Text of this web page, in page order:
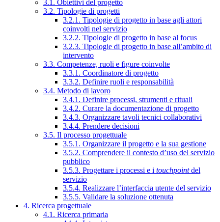
3.1. Obiettivi del progetto
3.2. Tipologie di progetti
3.2.1. Tipologie di progetto in base agli attori
coinvolti nel servizio
3.2.2. Tipologie di progetto in base al focus
3.2.3. Tipologie di progetto in base all’ambito di
intervento
3.3. Competenze, ruoli e figure coinvolte
3.3.1. Coordinatore di progetto
3.3.2. Definire ruoli e responsabilità
3.4. Metodo di lavoro
3.4.1. Definire processi, strumenti e rituali
3.4.2. Curare la documentazione di progetto
3.4.3. Organizzare tavoli tecnici collaborativi
3.4.4. Prendere decisioni
3.5. Il processo progettuale
3.5.1. Organizzare il progetto e la sua gestione
3.5.2. Comprendere il contesto d’uso del servizio
pubblico
3.5.3. Progettare i processi e i touchpointdel
servizio
3.5.4. Realizzare l’interfaccia utente del servizio
3.5.5. Validare la soluzione ottenuta
4. Ricerca progettuale
4.1. Ricerca primaria